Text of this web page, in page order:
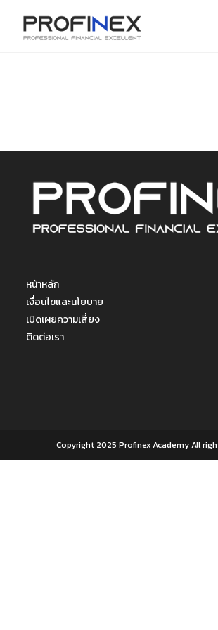
หน้าหลัก
เงื่อนไขและนโยบาย
เปิดเผยความเสี่ยง
ติดต่อเรา
Copyright 2025 Profinex Academy All